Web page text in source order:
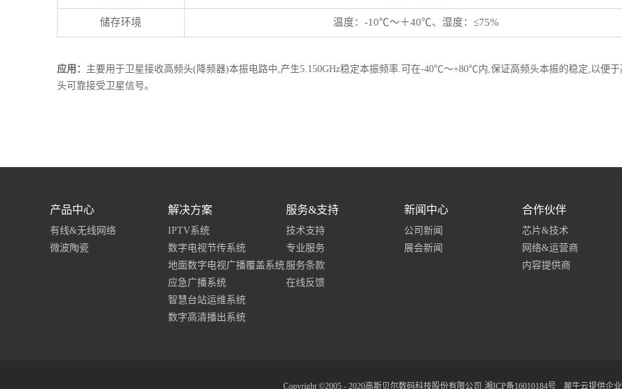
储存环境 温度：-10℃～＋40℃、湿度：≤75%
应用： 主要用于卫星接收高频头(降频器)本振电路中,产生5.150GHz稳定本振频率.可在-40℃～+80℃内,保证高频头本振的稳定,以便于
头可靠接受卫星信号。
产品中心
有线&无线网络
微波陶瓷
解决方案
IPTV系统
数字电视节传系统
地面数字电视广播覆盖系统
应急广播系统
智慧台站运维系统
数字高清播出系统
服务&支持
技术支持
专业服务
服务条款
在线反馈
新闻中心
公司新闻
展会新闻
合作伙伴
芯片&技术
网络&运营商
内容提供商
Copyright ©2005 - 2020高斯贝尔数码科技股份有限公司 湘ICP备16010184号 犀牛云提供企